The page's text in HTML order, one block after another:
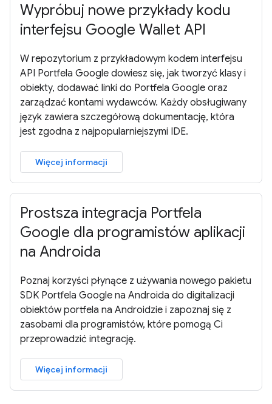
Wypróbuj nowe przykłady kodu
interfejsu Google Wallet API
W repozytorium z przykładowym kodem interfejsu
API Portfela Google dowiesz się, jak tworzyć klasy i
obiekty, dodawać linki do Portfela Google oraz
zarządzać kontami wydawców. Każdy obsługiwany
język zawiera szczegółową dokumentację, która
jest zgodna z najpopularniejszymi IDE.
Więcej informacji
Prostsza integracja Portfela
Google dla programistów aplikacji
na Androida
Poznaj korzyści płynące z używania nowego pakietu
SDK Portfela Google na Androida do digitalizacji
obiektów portfela na Androidzie i zapoznaj się z
zasobami dla programistów, które pomogą Ci
przeprowadzić integrację.
Więcej informacji